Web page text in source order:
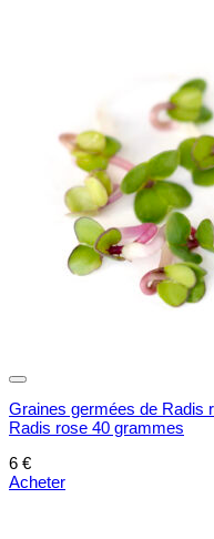
Graines germées de Radis
Radis rose 40 grammes
6 €
Acheter